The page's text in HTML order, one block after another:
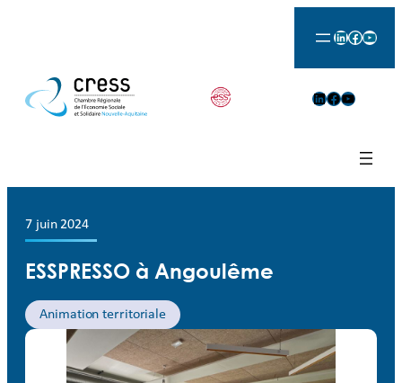
LinkedIn
Facebook
LinkedIn
Facebook
YouTube
7 juin 2024
ESSPRESSO à Angoulême
Animation territoriale